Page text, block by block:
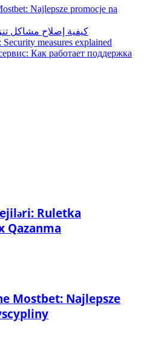
Najlepsze promocje na
كيفية إصلاح مشاكل
measures explained
Как работает поддержка
Ruletka
Qazanma
Mostbet: Najlepsze